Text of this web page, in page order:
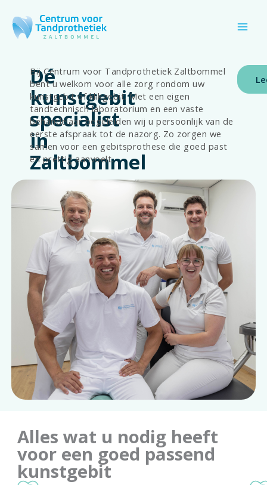
naar
Dé
kunstgebit
specialist
in
Zaltbommel
Bij Centrum voor Tandprothetiek Zaltbommel
bent u welkom voor alle zorg rondom uw
kunstgebit of klikgebit. Met een eigen
tandtechnisch laboratorium en een vaste
behandelaar begeleiden wij u persoonlijk van de
eerste afspraak tot de nazorg. Zo zorgen we
samen voor een gebitsprothese die goed past
en prettig aanvoelt.
Alles wat u nodig heeft
voor een goed passend
kunstgebit